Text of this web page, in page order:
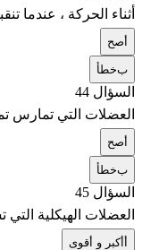
أثناء الحركة ، عندما
صح
بخطأ
السؤال 44
العضلات التي تمارس
صح
بخطأ
السؤال 45
العضلات الهيكلية
أكبر و أقوى